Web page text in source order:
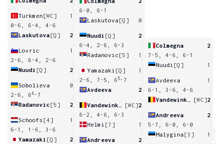
Turkmen [WC]
1
0-6, 6-4, 4-6
Laskutova[Q] 2
Lovric
1
2-6, 6-4, 2-6
Nuudi [Q] 2
Sobolieva
0
2-6, 64-7
Radanovic [5] 2
Schoofs [4]
1
6-1, 1-6, 3-6
Yamazaki [Q] 2
6-0, 6-1
Laskutova [Q] 0
Nuudi [Q]
2
6-4, 2-6, 6-3
Radanovic [5] 1
Yamazaki [Q]
1
2-6, 7-5, 6 5-7
Avdeeva
2
[WC]2
6-2, 4-6, 6-3
Helmi [7] 1
Andreeva
2
Colmegna
2
7-5, 4-6, 6-1
Nuudi [Q] 1
Avdeeva
1
6-1, 3-6, 4-6
[WC]2
Andreeva
2
5-7, 6-0, 6-0
Malygina [3] 1